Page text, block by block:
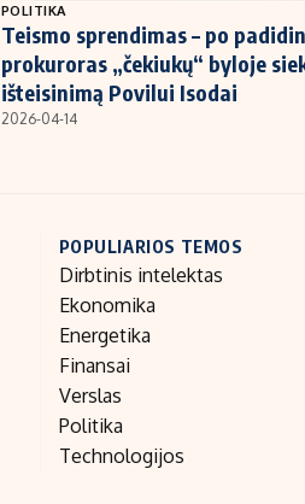
POLITIKA
Teismo sprendimas – po
prokuroras „čekiukų“ byloje
išteisinimą Povilui Isodai
2026-04-14
POPULIARIOS TEMOS
Dirbtinis intelektas
Ekonomika
Energetika
Finansai
Verslas
Politika
Technologijos